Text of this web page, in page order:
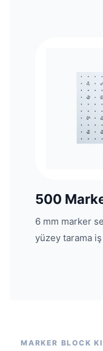
500
6 mm marker
yüzey tarama iş
MARKER BLOCK